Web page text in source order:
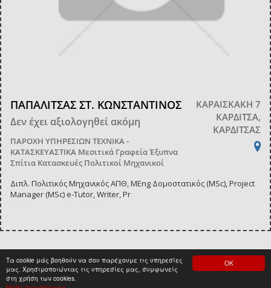
ΟΚ
Τα cookie μάς βοηθούν να σου παρέχουμε τις υπηρεσίες
μας. Χρησιμοποιώντας τις υπηρεσίες μας, συμφωνείς
στη χρήση των cookies.
ΠΑΠΑΛΙΤΣΑΣ ΣΤ. ΚΩΝΣΤΑΝΤΙΝΟΣ
Δεν έχει αξιολογηθεί ακόμη
ΠΑΡΟΧΗ ΥΠΗΡΕΣΙΩΝ ΤΕΧΝΙΚΑ -
ΚΑΤΑΣΚΕΥΑΣΤΙΚΑ Μεσιτικά ΓραφείαΈξυπνα
Σπίτια Κατασκευές Πολιτικοί Μηχανικοί
ΚΑΡΑΙΣΚΑΚΗ 7
ΚΑΡΔΙΤΣΑ,
ΚΑΡΔΙΤΣΑΣ
Διπλ. Πολιτικός Μηχανικός ΑΠΘ, ΜΕng Δομοστατικός (MSc), Project
Manager (MSc) e-Tutor, Writer, Pr
< 1 >